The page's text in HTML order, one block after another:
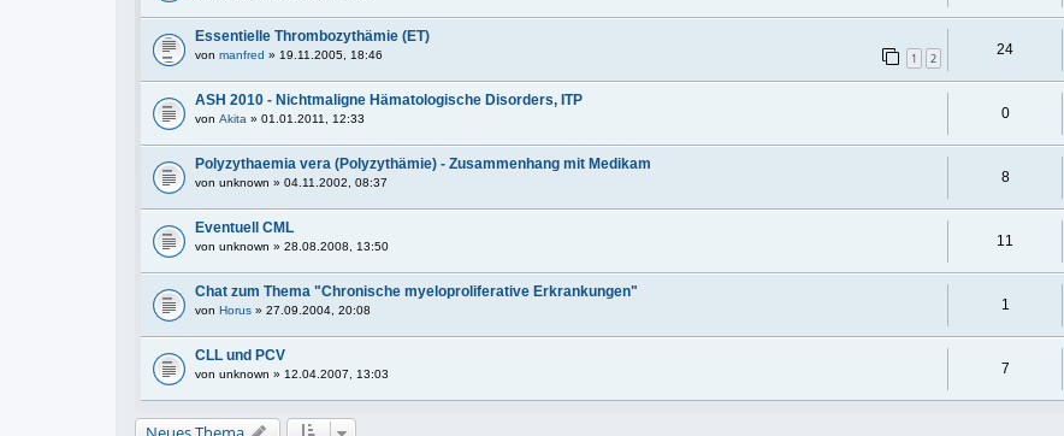
Essentielle Thrombozythämie (ET)
von manfred » 19.11.2005, 18:46 1 2
24
ASH 2010 - Nichtmaligne Hämatologische Disorders, ITP
von Akita » 01.01.2011, 12:33 0
Polyzythaemia vera (Polyzythämie) - Zusammenhang mit Medikam
von unknown » 04.11.2002, 08:37 8
Eventuell CML
von unknown » 28.08.2008, 13:50 11
Chat zum Thema "Chronische myeloproliferative Erkrankungen"
von Horus » 27.09.2004, 20:08 1
CLL und PCV
von unknown » 12.04.2007, 13:03 7